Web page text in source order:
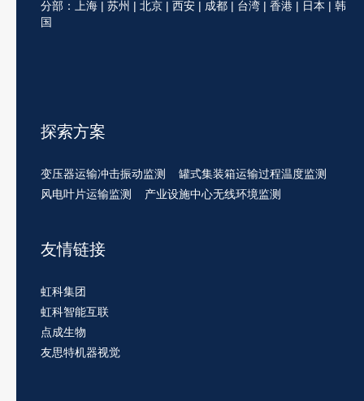
分部：上海 | 苏州 | 北京 | 西安 | 成都 | 台湾 | 香港 | 日本 | 韩
国
探索方案
变压器运输冲击振动监测
罐式集装箱运输过程温度监测
风电叶片运输监测
产业设施中心无线环境监测
友情链接
虹科集团
虹科智能互联
点成生物
友思特机器视觉